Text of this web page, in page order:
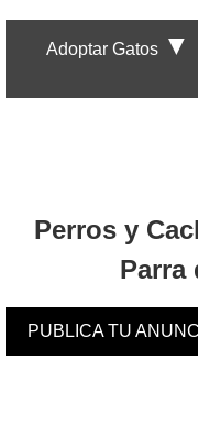
Adoptar Gatos ▼
Perros y
Parra
PUBLICA TU